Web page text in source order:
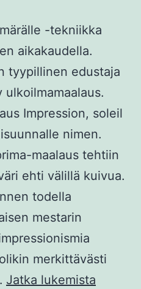
-tekniikka
aikakaudella.
tyypillinen edustaja
Impression, soleil
nimen.
maalaus tehtiin
ehti välillä kuivua.
todella
mestarin
merkittävästi
Jatka lukemista